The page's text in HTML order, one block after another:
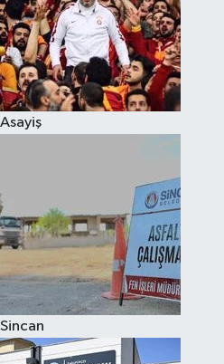
Asayiş
Sincan
Sağlık
Siyaset
Teknoloji
Yaşam-Çevre